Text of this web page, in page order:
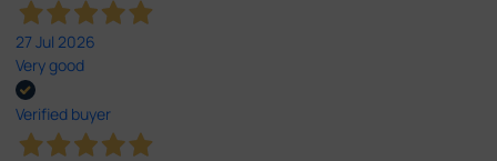
27 Jul 2026
Very good
Verified buyer